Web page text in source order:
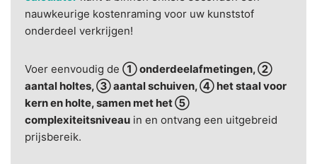
nauwkeurige kostenraming voor uw kunststof
onderdeel verkrijgen!
Voer eenvoudig de ① onderdeelafmetingen, ②
aantal holtes, ③ aantal schuiven, ④ het staal voor
kern en holte, samen met het ⑤
complexiteitsniveau in en ontvang een uitgebreid
prijsbereik.